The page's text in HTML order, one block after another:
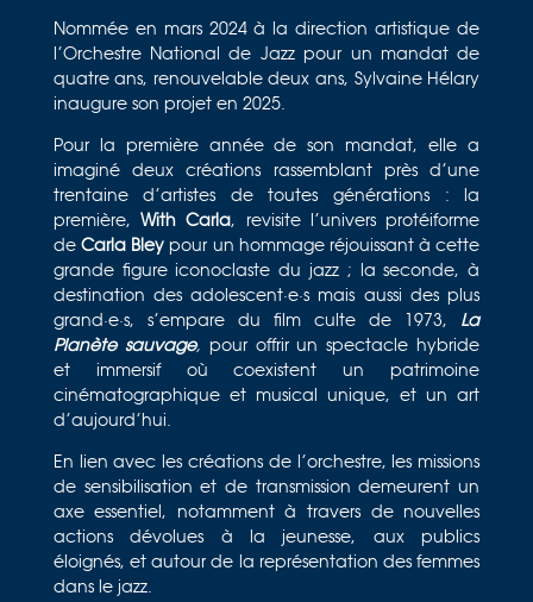
Nommée en mars 2024 à la direction artistique de
l’Orchestre National de Jazz pour un mandat de
quatre ans, renouvelable deux ans, Sylvaine Hélary
inaugure son projet en 2025.
Pour la première année de son mandat, elle a
imaginé deux créations rassemblant près d’une
trentaine d’artistes de toutes générations : la
première,With Carla, revisite l’univers protéiforme
de Carla Bley pour un hommage réjouissant à cette
grande figure iconoclaste du jazz ; la seconde, à
destination des adolescent·e·s mais aussi des plus
grand·e·s, s’empare du film culte de 1973, La
Planète sauvage, pour offrir un spectacle hybride
et immersif où coexistent un patrimoine
cinématographique et musical unique, et un art
d’aujourd’hui.
En lien avec les créations de l’orchestre, les missions
de sensibilisation et de transmission demeurent un
axe essentiel, notamment à travers de nouvelles
actions dévolues à la jeunesse, aux publics
éloignés, et autour de la représentation des femmes
dans le jazz.